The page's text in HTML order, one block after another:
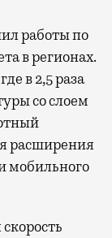
в регионах.
в 2,5 раза
со слоем
расширения
мобильного